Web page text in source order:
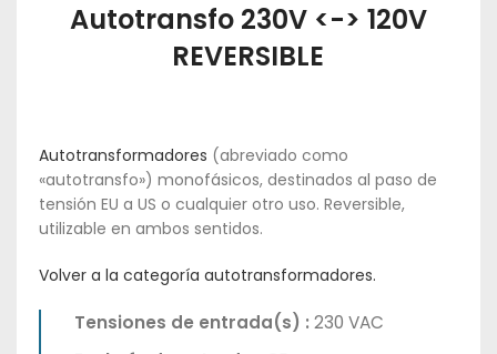
Autotransfo 230V <-> 120V
REVERSIBLE
Autotransformadores (abreviado como
«autotransfo») monofásicos, destinados al paso de
tensión EU a US o cualquier otro uso. Reversible,
utilizable en ambos sentidos.
Volver a la categoría autotransformadores.
Tensiones de entrada(s) : 230 VAC